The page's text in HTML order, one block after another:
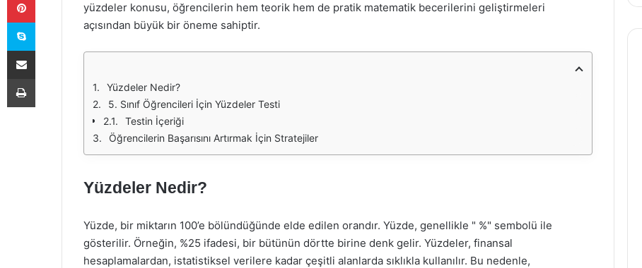
yüzdeler konusu, öğrencilerin hem teorik hem de pratik matematik becerilerini geliştirmeleri
açısından büyük bir öneme sahiptir.
Yüzdeler Nedir?
5. Sınıf Öğrencileri İçin Yüzdeler Testi
Testin İçeriği
Öğrencilerin Başarısını Artırmak İçin Stratejiler
Yüzdeler Nedir?
Yüzde, bir miktarın 100’e bölündüğünde elde edilen orandır. Yüzde, genellikle " %" sembolü ile
gösterilir. Örneğin, %25 ifadesi, bir bütünün dörtte birine denk gelir. Yüzdeler, finansal
hesaplamalardan, istatistiksel verilere kadar çeşitli alanlarda sıklıkla kullanılır. Bu nedenle,
Skype
E-Posta ile paylaş